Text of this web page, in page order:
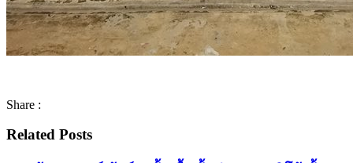
Share :
Related Posts